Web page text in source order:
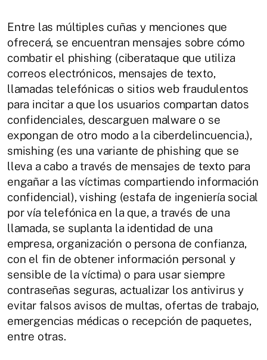
Entre las múltiples cuñas y menciones que
ofrecerá, se encuentran mensajes sobre cómo
combatir el phishing (ciberataque que utiliza
correos electrónicos, mensajes de texto,
llamadas telefónicas o sitios web fraudulentos
para incitar a que los usuarios compartan datos
confidenciales, descarguen malware o se
expongan de otro modo a la ciberdelincuencia.),
smishing (es una variante de phishing que se
lleva a cabo a través de mensajes de texto para
engañar a las víctimas compartiendo información
confidencial), vishing (estafa de ingeniería social
por vía telefónica en la que, a través de una
llamada, se suplanta la identidad de una
empresa, organización o persona de confianza,
con el fin de obtener información personal y
sensible de la víctima) o para usar siempre
contraseñas seguras, actualizar los antivirus y
evitar falsos avisos de multas, ofertas de trabajo,
emergencias médicas o recepción de paquetes,
entre otras.